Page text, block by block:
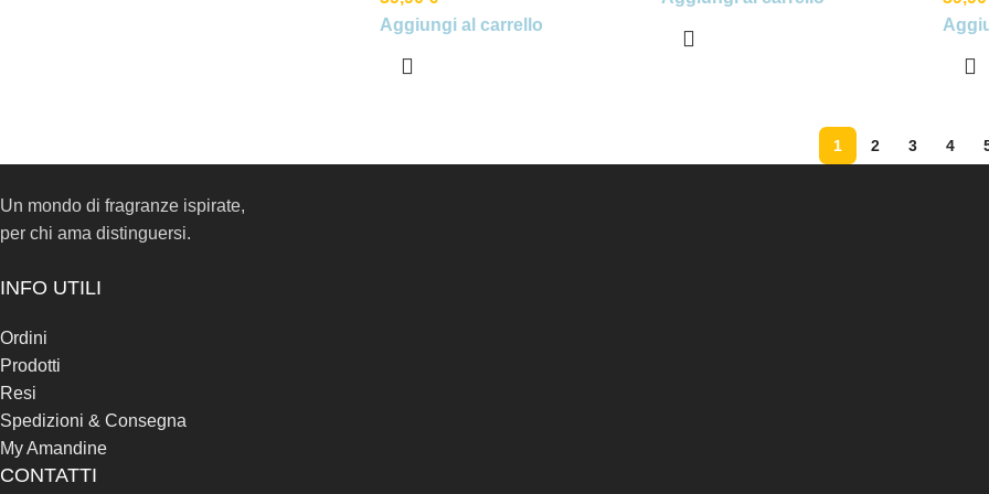
Aggiungi al carrello
1 2 3 4
Un mondo di fragranze ispirate,
per chi ama distinguersi.
INFO UTILI
Ordini
Prodotti
Resi
Spedizioni & Consegna
My Amandine
CONTATTI